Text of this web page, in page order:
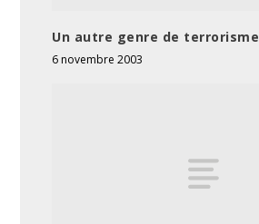
Un autre genre de terrorisme
6 novembre 2003